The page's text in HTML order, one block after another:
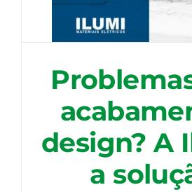
design? A
a